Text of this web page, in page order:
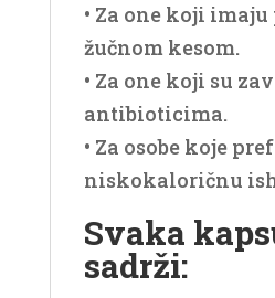
• Za one koji
žučnom kesom.
• Za one koji su
antibioticima.
• Za osobe koje
niskokaloričnu
Svaka
sadrži: